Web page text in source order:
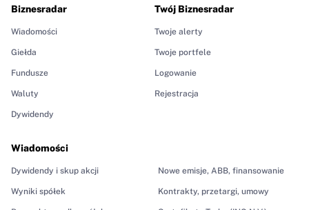
Biznesradar
Wiadomości
Giełda
Fundusze
Waluty
Dywidendy
Wiadomości
Dywidendy i skup akcji
Wyniki spółek
Nowe emisje, ABB, finansowanie
Kontrakty, przetargi, umowy
Twój Biznesradar
Twoje alerty
Twoje portfele
Logowanie
Rejestracja